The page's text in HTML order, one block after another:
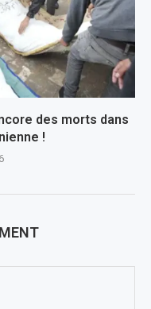
des morts dans
!